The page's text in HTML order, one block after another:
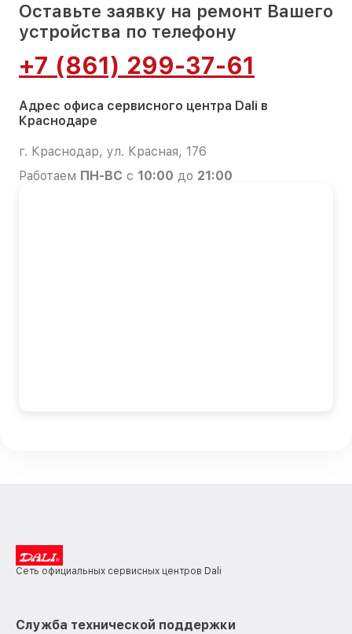
Оставьте заявку на ремонт Вашего
устройства по телефону
+7 (861) 299-37-61
Адрес офиса сервисного центра Dali в
Краснодаре
г. Краснодар, ул. Красная, 176
Работаем ПН-ВС с 10:00 до 21:00
Сеть официальных сервисных центров Dali
Служба технической поддержки